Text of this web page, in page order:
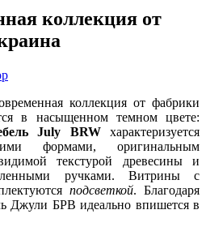
коллекция от
коллекция от фабрики
в насыщенном темном цвете:
July BRWхарактеризуется
формами, оригинальным
текстурой древесины и
ручками. Витрины с
подсветкой. Благодаря
Джули БРВ идеально впишется в